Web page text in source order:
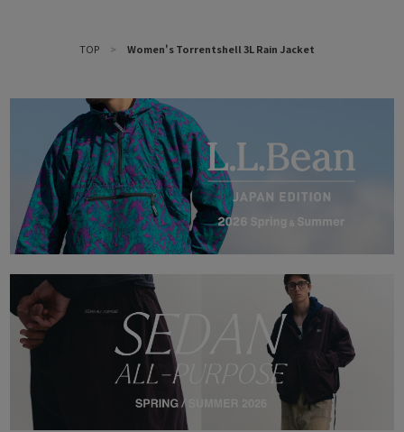
TOP > Women's Torrentshell 3L Rain Jacket